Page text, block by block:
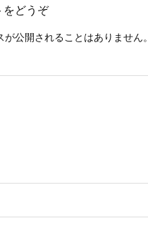
をどうぞ
が公開されることはありません。